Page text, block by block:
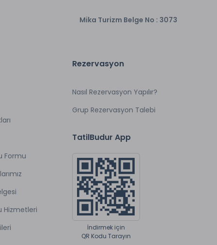
Mika Turizm Belge No : 3073
Formu
Hizmetleri
Rezervasyon
Nasıl Rezervasyon Yapılır?
Grup Rezervasyon Talebi
TatilBudur App
İndirmek için
QR Kodu Tarayın